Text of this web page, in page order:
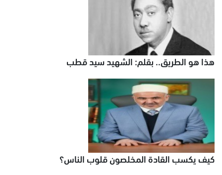
هذا هو الطريق.. بقلم: الشهيد سيد قطب
كيف يكسب القادة المخلصون قلوب الناس؟